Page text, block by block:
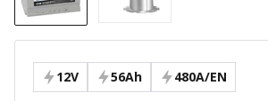
12V 56Ah 480A/EN